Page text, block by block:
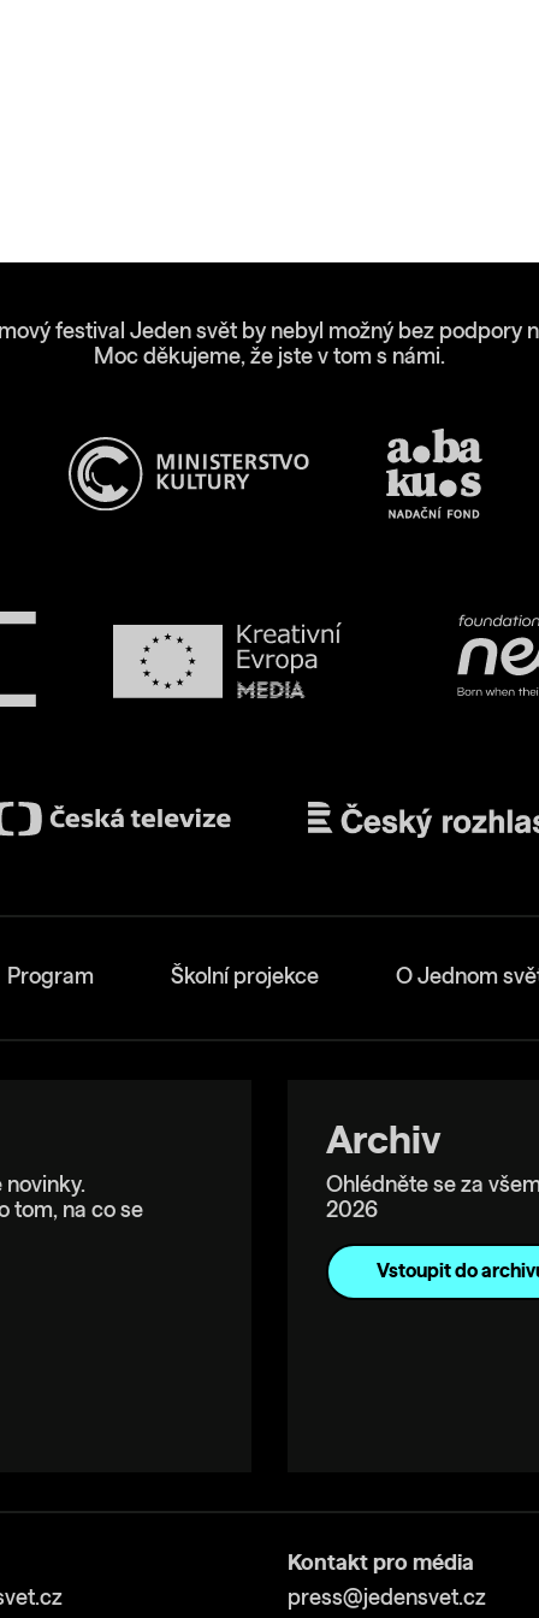
festival Jeden svět by nebyl možný bez podpory
Moc děkujeme, že jste v tom s námi.
Program Školní projekce O Jednom
novinky.
tom, na co se
Archiv
Ohlédněte se za
2026
Vstoupit do
Kontakt pro média
press@jedensvet.cz